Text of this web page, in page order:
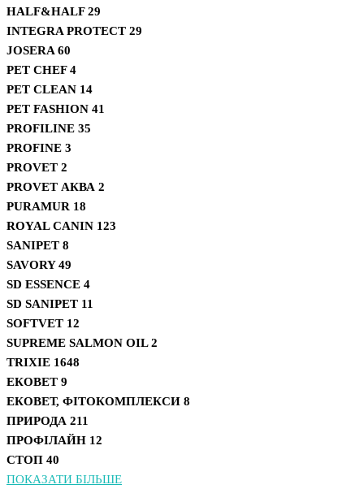
HALF&HALF29
INTEGRA PROTECT 29
JOSERA 60
PET CHEF4
PET CLEAN 14
PET FASHION 41
PROFILINE 35
PROFINE 3
PROVET 2
PROVET АКВА 2
PURAMUR 18
ROYAL CANIN 123
SANIPET 8
SAVORY49
SD ESSENCE 4
SD SANIPET 11
SOFTVET 12
SUPREME SALMON OIL2
TRIXIE 1648
ЕКОВЕТ 9
ЕКОВЕТ, ФІТОКОМПЛЕКСИ 8
ПРИРОДА 211
ПРОФІЛАЙН 12
СТОП 40
ПОКАЗАТИ БІЛЬШЕ